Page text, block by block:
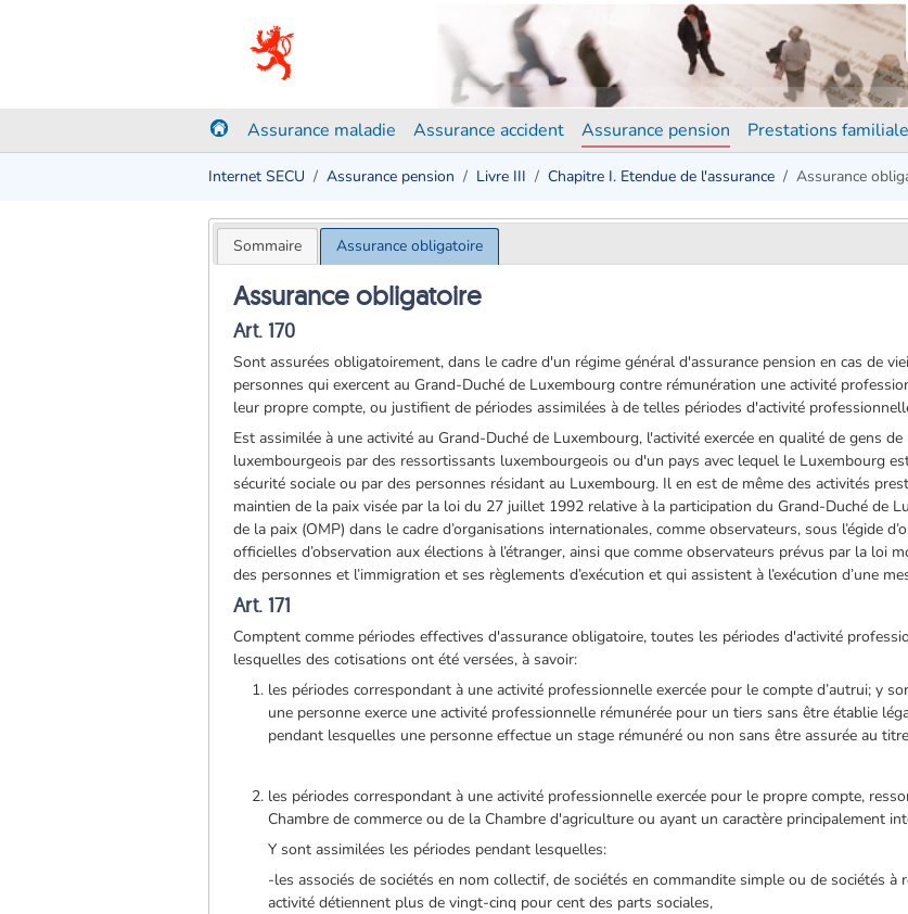
Assurance maladie Assurance accident Assurance pension Prestations
Internet SECU Assurance pension Livre III Chapitre I. Etendue de l'assurance Assurance
Sommaire Assurance obligatoire
Assurance obligatoire
Art. 170
Sont assurées obligatoirement, dans le cadre d'un régime général d'assurance pension en cas de
personnes qui exercent au Grand-Duché de Luxembourg contre rémunération une activité
leur propre compte, ou justifient de périodes assimilées à de telles périodes d'activité
Est assimilée à une activité au Grand-Duché de Luxembourg, l'activité exercée en qualité de gens
luxembourgeois par des ressortissants luxembourgeois ou d'un pays avec lequel le Luxembourg
sécurité sociale ou par des personnes résidant au Luxembourg. Il en est de même des activités
maintien de la paix visée par la loi du 27 juillet 1992 relative à la participation du Grand-Duché de
de la paix (OMP) dans le cadre d’organisations internationales, comme observateurs, sous l’égide
officielles d’observation aux élections à l’étranger, ainsi que comme observateurs prévus par la loi
des personnes et l’immigration et ses règlements d’exécution et qui assistent à l’exécution d’une
Art. 171
Comptent comme périodes effectives d'assurance obligatoire, toutes les périodes d'activité
lesquelles des cotisations ont été versées, à savoir:
les périodes correspondant à une activité professionnelle exercée pour le compte d’autrui; y
une personne exerce une activité professionnelle rémunérée pour un tiers sans être établie
pendant lesquelles une personne effectue un stage rémunéré ou non sans être assurée au
les périodes correspondant à une activité professionnelle exercée pour le propre compte,
Chambre de commerce ou de la Chambre d'agriculture ou ayant un caractère principalement
Y sont assimilées les périodes pendant lesquelles:
-les associés de sociétés en nom collectif, de sociétés en commandite simple ou de sociétés
activité détiennent plus de vingt-cinq pour cent des parts sociales,